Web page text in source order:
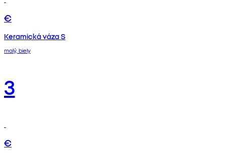
€
Keramická váza S
malý, biely
3
€